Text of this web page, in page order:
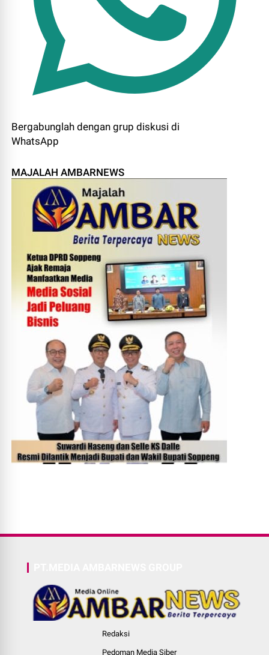
Bergabunglah dengan grup diskusi di
WhatsApp
MAJALAH AMBARNEWS
Redaksi
Pedoman Media Siber